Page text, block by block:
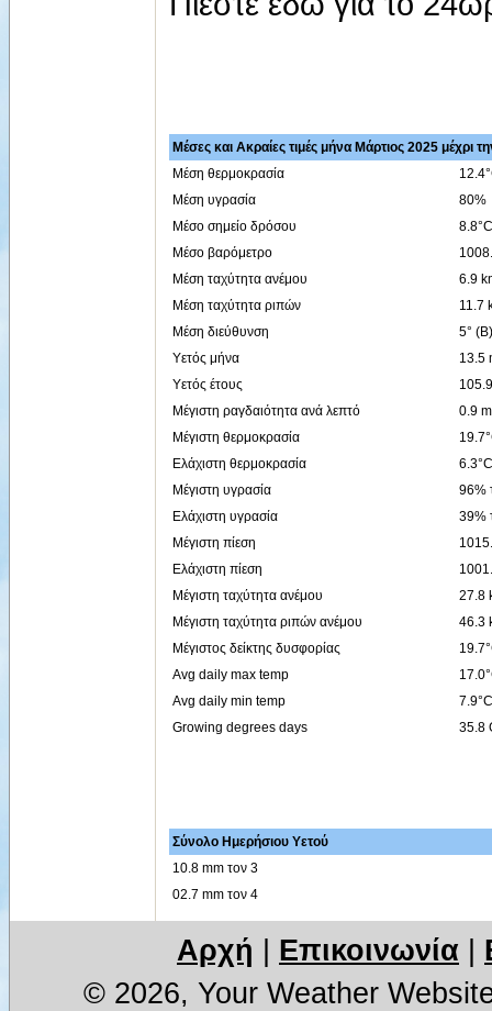
Μέσες και Ακραίες τιμές μήνα Μάρτιος 2025 μέχρι
Μέση θερμοκρασία
Μέση υγρασία
80%
Μέσο σημείο δρόσου
8.8°C
Μέσο βαρόμετρο
Μέση ταχύτητα ανέμου
6.9
Μέση ταχύτητα ριπών
11.7
Μέση διεύθυνση
5° (Β)
Υετός μήνα
13.5
Υετός έτους
Μέγιστη ραγδαιότητα ανά λεπτό
0.9
Μέγιστη θερμοκρασία
Ελάχιστη θερμοκρασία
Μέγιστη υγρασία
96%
Ελάχιστη υγρασία
39%
Μέγιστη πίεση
Ελάχιστη πίεση
Μέγιστη ταχύτητα ανέμου
27.8
Μέγιστη ταχύτητα ριπών ανέμου
46.3
Μέγιστος δείκτης δυσφορίας
Avg daily max temp
Avg daily min temp
7.9°C
Growing degrees days
35.8
Σύνολο Ημερήσιου Υετού
10.8 mm τον 3
02.7 mm τον 4
Αρχή Επικοινωνία
© 2026, Your Weather